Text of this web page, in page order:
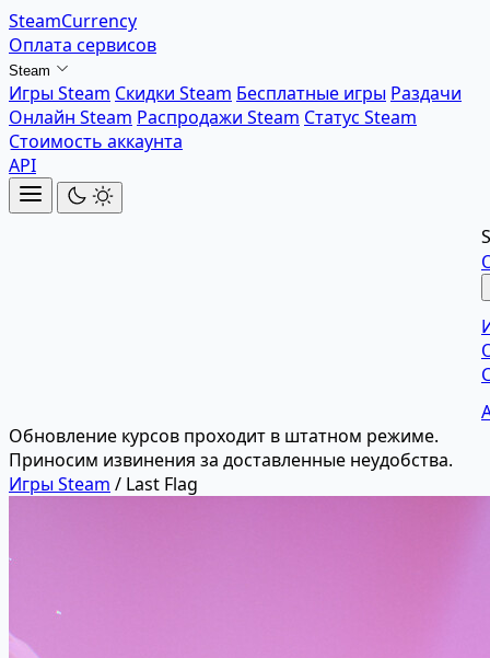
SteamCurrency
Оплата сервисов
Steam
Игры Steam Скидки Steam Бесплатные игры Раздачи
Онлайн Steam Распродажи Steam Статус Steam
Стоимость аккаунта
API
Обновление курсов проходит в штатном режиме.
Приносим извинения за доставленные неудобства.
Игры Steam / Last Flag